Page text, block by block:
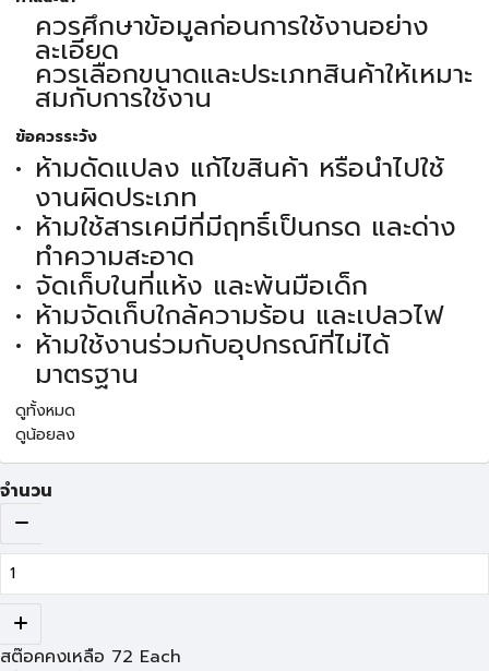
ควรศึกษาข้อมูลก่อนการใช้งานอย่าง
ละเอียด
ควรเลือกขนาดและประเภทสินค้าให้เหมาะ
สมกับการใช้งาน
ข้อควรระวัง
ห้ามดัดแปลง แก้ไขสินค้า หรือนำไปใช้
งานผิดประเภท
ห้ามใช้สารเคมีที่มีฤทธิ์เป็นกรด และด่าง
ทำความสะอาด
จัดเก็บในที่แห้ง และพ้นมือเด็ก
ห้ามจัดเก็บใกล้ความร้อน และเปลวไฟ
ห้ามใช้งานร่วมกับอุปกรณ์ที่ไม่ได้
มาตรฐาน
ดูทั้งหมด
ดูน้อยลง
จำนวน
สต๊อคคงเหลือ 72 Each